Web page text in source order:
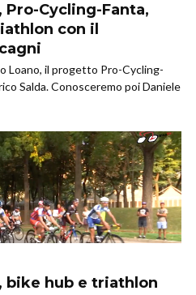
Pro-Cycling-Fanta,
con il
Loano, il progetto Pro-Cycling-
Salda. Conosceremo poi Daniele
bike hub e triathlon